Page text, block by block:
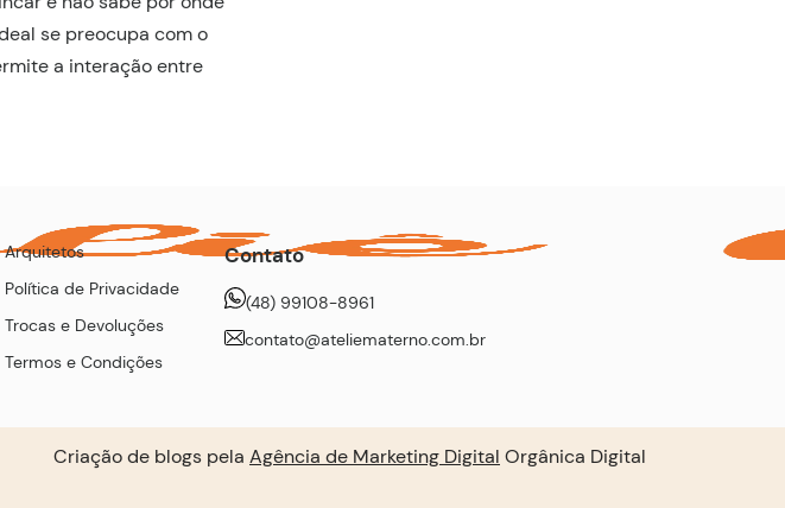
se preocupa com o
a interação entre
Arquitetos
Política de Privacidade
Trocas e Devoluções
Termos e Condições
Contato
(48) 99108-8961
contato@ateliematerno.com.br
Criação de blogs pela Agência de Marketing Digital Orgânica Digital